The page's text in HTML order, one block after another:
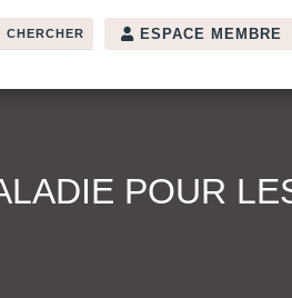
ESPACE MEMBRE
POUR